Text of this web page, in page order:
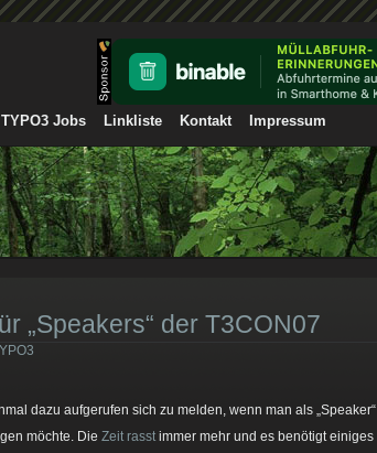
TYPO3 Jobs Linkliste Kontakt Impressum
„Speakers“ der T3CON07
dazu aufgerufen sich zu melden, wenn man als „Speaker“
möchte. Die Zeit rasstimmer mehr und es benötigt einiges